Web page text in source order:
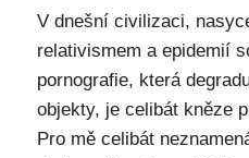
V dnešní civilizaci,
relativismem a epidemií
pornografie, která
objekty, je celibát kněze
Pro mě celibát